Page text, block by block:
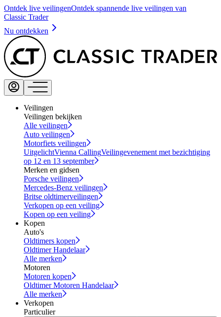
Ontdek live veilingenOntdek spannende live veilingen van
Classic Trader
Nu ontdekken
Veilingen
Veilingen bekijken
Alle veilingen
Auto veilingen
Motorfiets veilingen
UitgelichtVienna CallingVeilingevenement met bezichtiging
op 12 en 13 september
Merken en gidsen
Porsche veilingen
Mercedes-Benz veilingen
Britse oldtimerveilingen
Verkopen op een veiling
Kopen op een veiling
Kopen
Auto's
Oldtimers kopen
Oldtimer Handelaar
Alle merken
Motoren
Motoren kopen
Oldtimer Motoren Handelaar
Alle merken
Verkopen
Particulier